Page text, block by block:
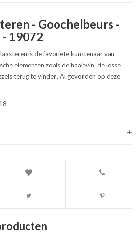
- Goochelbeurs -
19072
is de favoriete kunstenaar van
elementen zoals de haaievin, de losse
terug te vinden. Al gevonden op deze